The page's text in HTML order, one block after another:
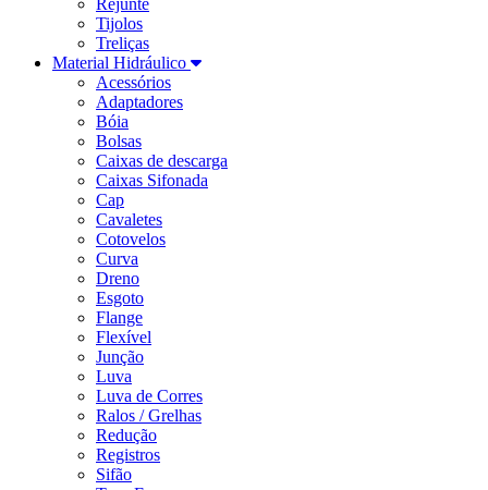
Tijolos
Treliças
Material Hidráulico
Acessórios
Adaptadores
Bóia
Bolsas
Caixas de descarga
Caixas Sifonada
Cap
Cavaletes
Cotovelos
Curva
Dreno
Esgoto
Flange
Flexível
Junção
Luva
Luva de Corres
Ralos / Grelhas
Redução
Registros
Sifão